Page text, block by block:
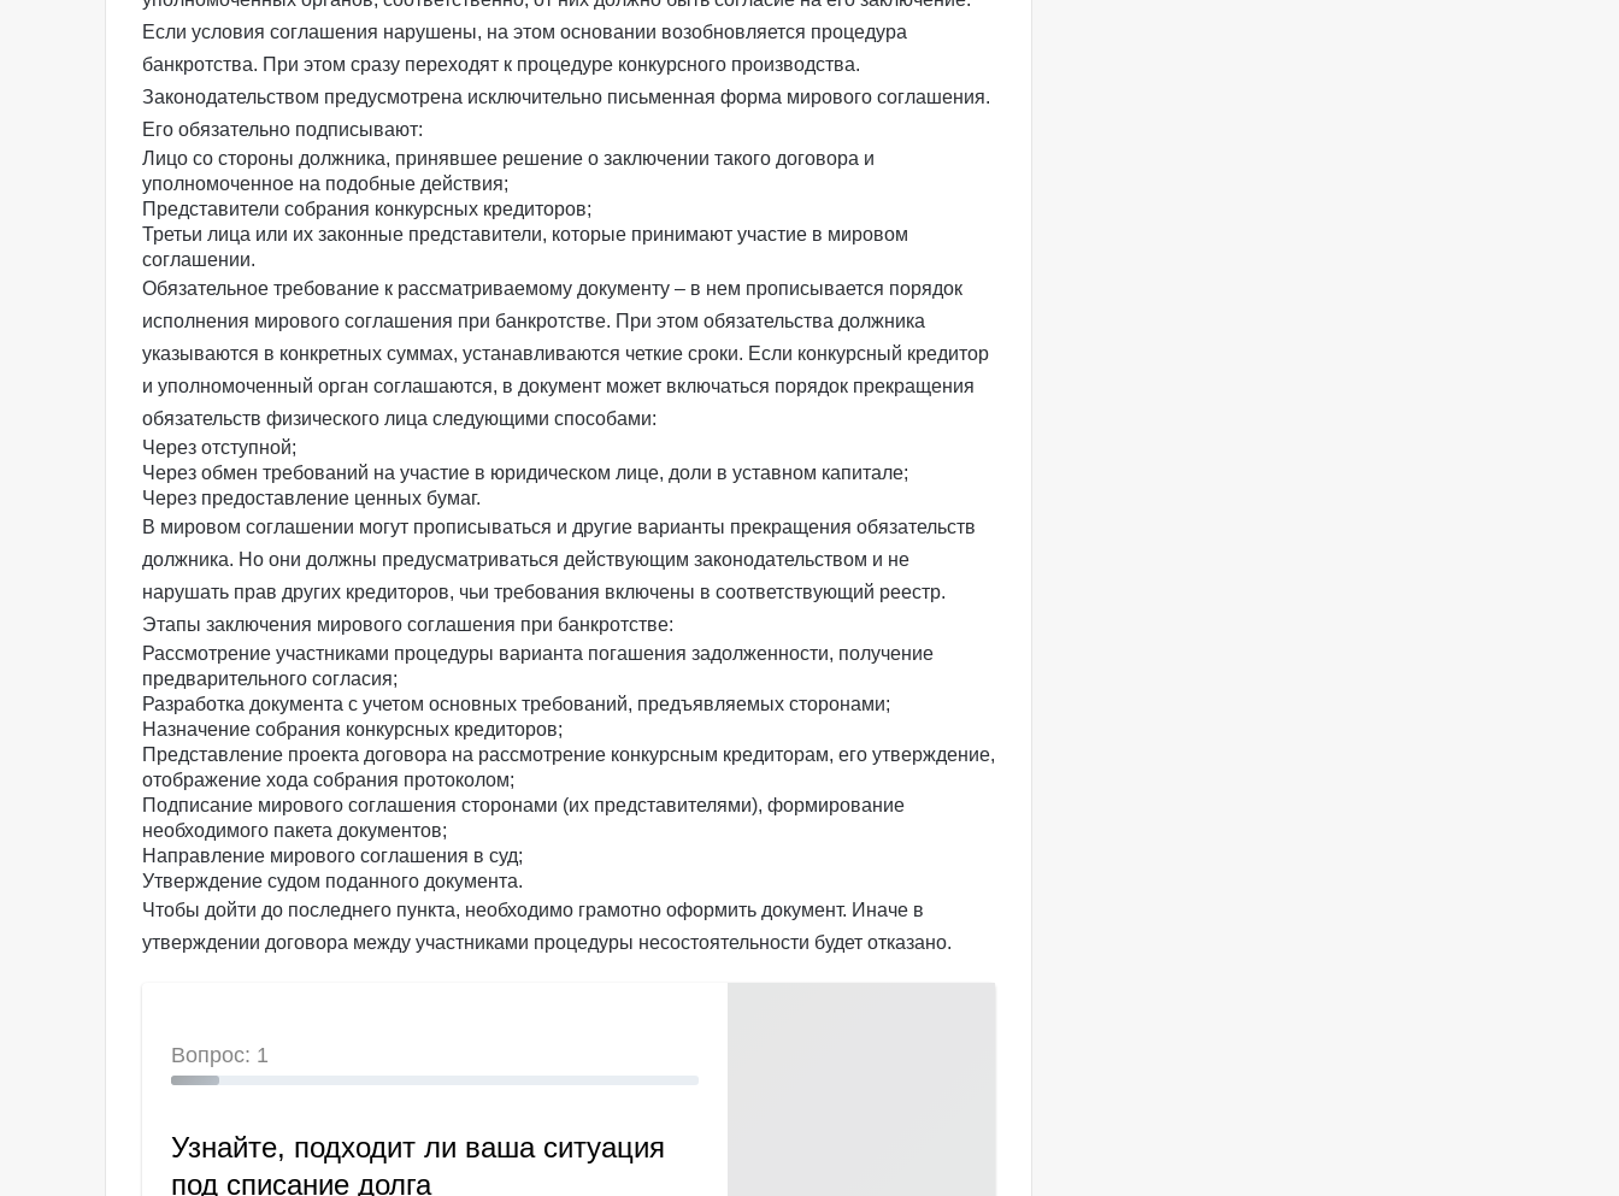
Если условия соглашения нарушены, на этом основании возобновляется процедура
банкротства. При этом сразу переходят к процедуре конкурсного производства.
Законодательством предусмотрена исключительно письменная форма мирового соглашения.
Его обязательно подписывают:
Лицо со стороны должника, принявшее решение о заключении такого договора и
уполномоченное на подобные действия;
Представители собрания конкурсных кредиторов;
Третьи лица или их законные представители, которые принимают участие в мировом
соглашении.
Обязательное требование к рассматриваемому документу – в нем прописывается порядок
исполнения мирового соглашения при банкротстве. При этом обязательства должника
указываются в конкретных суммах, устанавливаются четкие сроки. Если конкурсный кредитор
и уполномоченный орган соглашаются, в документ может включаться порядок прекращения
обязательств физического лица следующими способами:
Через отступной;
Через обмен требований на участие в юридическом лице, доли в уставном капитале;
Через предоставление ценных бумаг.
В мировом соглашении могут прописываться и другие варианты прекращения обязательств
должника. Но они должны предусматриваться действующим законодательством и не
нарушать прав других кредиторов, чьи требования включены в соответствующий реестр.
Этапы заключения мирового соглашения при банкротстве:
Рассмотрение участниками процедуры варианта погашения задолженности, получение
предварительного согласия;
Разработка документа с учетом основных требований, предъявляемых сторонами;
Назначение собрания конкурсных кредиторов;
Представление проекта договора на рассмотрение конкурсным кредиторам, его утверждение,
отображение хода собрания протоколом;
Подписание мирового соглашения сторонами (их представителями), формирование
необходимого пакета документов;
Направление мирового соглашения в суд;
Утверждение судом поданного документа.
Чтобы дойти до последнего пункта, необходимо грамотно оформить документ. Иначе в
утверждении договора между участниками процедуры несостоятельности будет отказано.